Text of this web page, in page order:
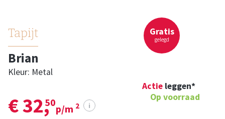
Tapijt
Brian
Kleur: Metal
€ 32,
50
p/m 2 i
Actie leggen*
Op voorraad
Gratis
gelegd